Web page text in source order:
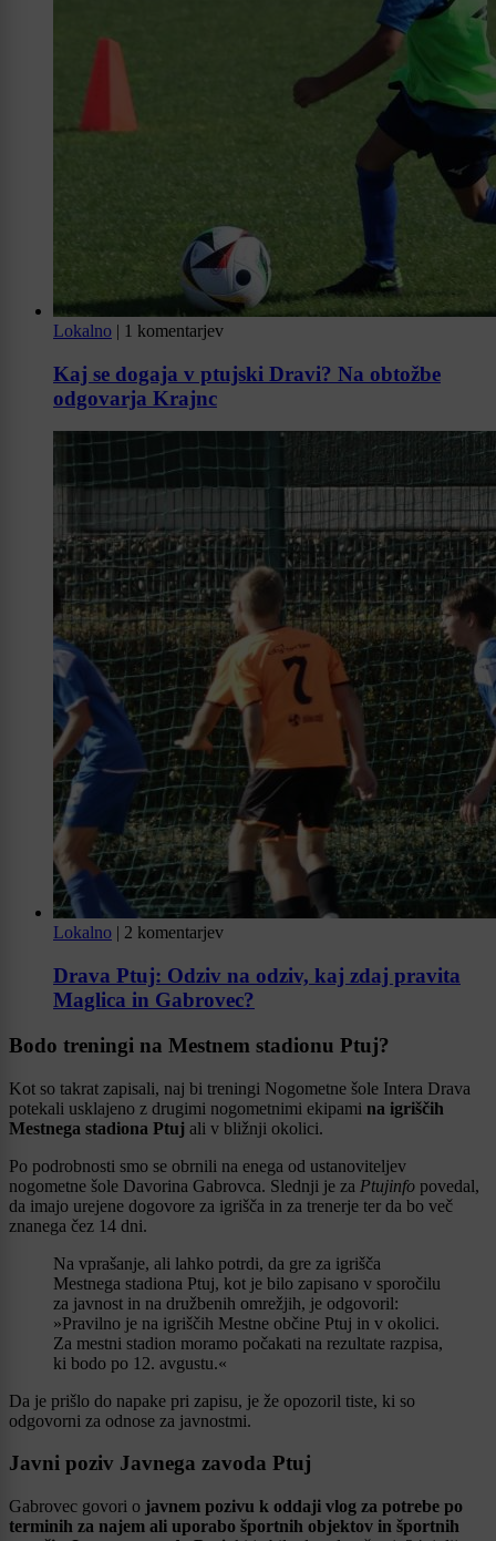
Lokalno | 1 komentarjev
Kaj se dogaja v ptujski Dravi? Na obtožbe
odgovarja Krajnc
Lokalno | 2 komentarjev
Drava Ptuj: Odziv na odziv, kaj zdaj pravita
Maglica in Gabrovec?
Bodo treningi na Mestnem stadionu Ptuj?
Kot so takrat zapisali, naj bi treningi Nogometne šole Intera Drava
potekali usklajeno z drugimi nogometnimi ekipami na igriščih
Mestnega stadiona Ptuj ali v bližnji okolici.
Po podrobnosti smo se obrnili na enega od ustanoviteljev
nogometne šole Davorina Gabrovca. Slednji je za Ptujinfo povedal,
da imajo urejene dogovore za igrišča in za trenerje ter da bo več
znanega čez 14 dni.
Na vprašanje, ali lahko potrdi, da gre za igrišča
Mestnega stadiona Ptuj, kot je bilo zapisano v sporočilu
za javnost in na družbenih omrežjih, je odgovoril:
»Pravilno je na igriščih Mestne občine Ptuj in v okolici.
Za mestni stadion moramo počakati na rezultate razpisa,
ki bodo po 12. avgustu.«
Da je prišlo do napake pri zapisu, je že opozoril tiste, ki so
odgovorni za odnose za javnostmi.
Javni poziv Javnega zavoda Ptuj
Gabrovec govori o javnem pozivu k oddaji vlog za potrebe po
terminih za najem ali uporabo športnih objektov in športnih